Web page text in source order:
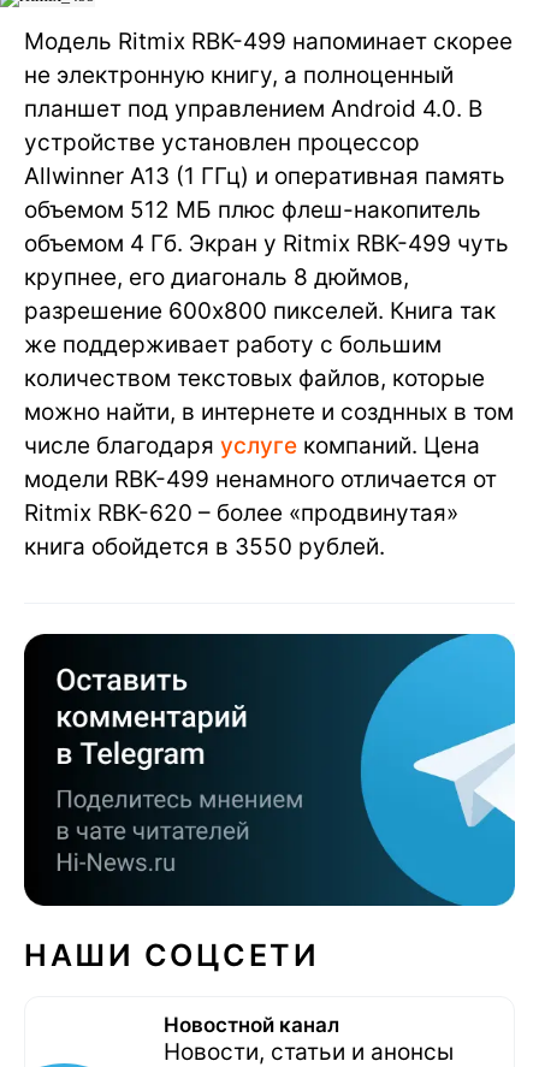
Модель Ritmix RBK-499 напоминает скорее
не электронную книгу, а полноценный
планшет под управлением Android 4.0. В
устройстве установлен процессор
Allwinner A13 (1 ГГц) и оперативная память
объемом 512 МБ плюс флеш-накопитель
объемом 4 Гб. Экран у Ritmix RBK-499 чуть
крупнее, его диагональ 8 дюймов,
разрешение 600х800 пикселей. Книга так
же поддерживает работу с большим
количеством текстовых файлов, которые
можно найти, в интернете и созднных в том
числе благодаря услуге компаний. Цена
модели RBK-499 ненамного отличается от
Ritmix RBK-620 – более «продвинутая»
книга обойдется в 3550 рублей.
НАШИ СОЦСЕТИ
Новостной канал
Новости, статьи и анонсы